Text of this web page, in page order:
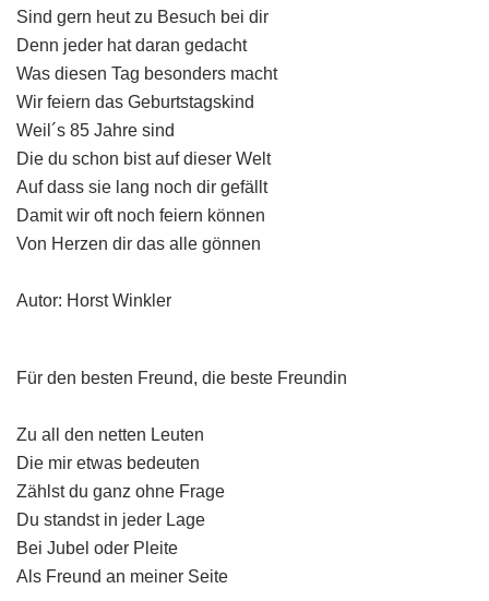
Sind gern heut zu Besuch bei dir
Denn jeder hat daran gedacht
Was diesen Tag besonders macht
Wir feiern das Geburtstagskind
Weil´s 85 Jahre sind
Die du schon bist auf dieser Welt
Auf dass sie lang noch dir gefällt
Damit wir oft noch feiern können
Von Herzen dir das alle gönnen
Autor: Horst Winkler
Für den besten Freund, die beste Freundin
Zu all den netten Leuten
Die mir etwas bedeuten
Zählst du ganz ohne Frage
Du standst in jeder Lage
Bei Jubel oder Pleite
Als Freund an meiner Seite